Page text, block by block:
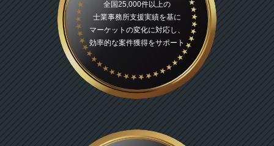
全国25,000件以上の
士業事務所支援実績を基に
マーケットの変化に対応し、
効率的な案件獲得をサポート